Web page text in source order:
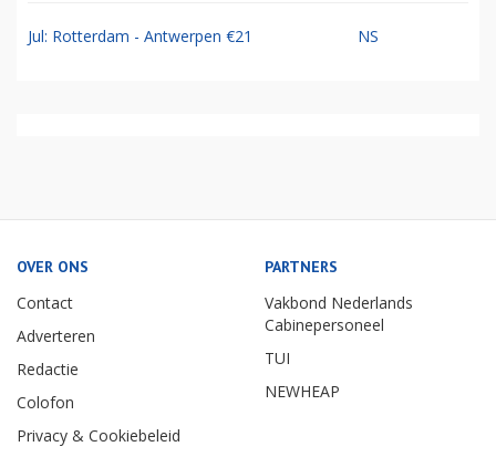
Jul: Rotterdam - Antwerpen €21 NS
OVER ONS
Contact
Adverteren
Redactie
Colofon
Privacy & Cookiebeleid
PARTNERS
Vakbond Nederlands
Cabinepersoneel
TUI
NEWHEAP